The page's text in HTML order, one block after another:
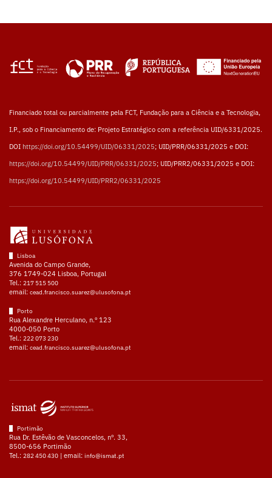
Financiado total ou parcialmente pela FCT, Fundação para a Ciência e a Tecnologia,
I.P., sob o Financiamento de: Projeto Estratégico com a referência UID/6331/2025.
DOI https://doi.org/10.54499/UID/06331/2025; UID/PRR/06331/2025 e DOI:
https://doi.org/10.54499/UID/PRR/06331/2025; UID/PRR2/06331/2025 e DOI:
https://doi.org/10.54499/UID/PRR2/06331/2025
Lisboa
Avenida do Campo Grande,
376 1749-024 Lisboa, Portugal
Tel.: 217 515 500
email: cead.francisco.suarez@ulusofona.pt
Porto
Rua Alexandre Herculano, n.º 123
4000-050 Porto
Tel.: 222 073 230
email: cead.francisco.suarez@ulusofona.pt
Portimão
Rua Dr. Estêvão de Vasconcelos, nº. 33,
8500-656 Portimão
Tel.: 282 450 430 | email: info@ismat.pt